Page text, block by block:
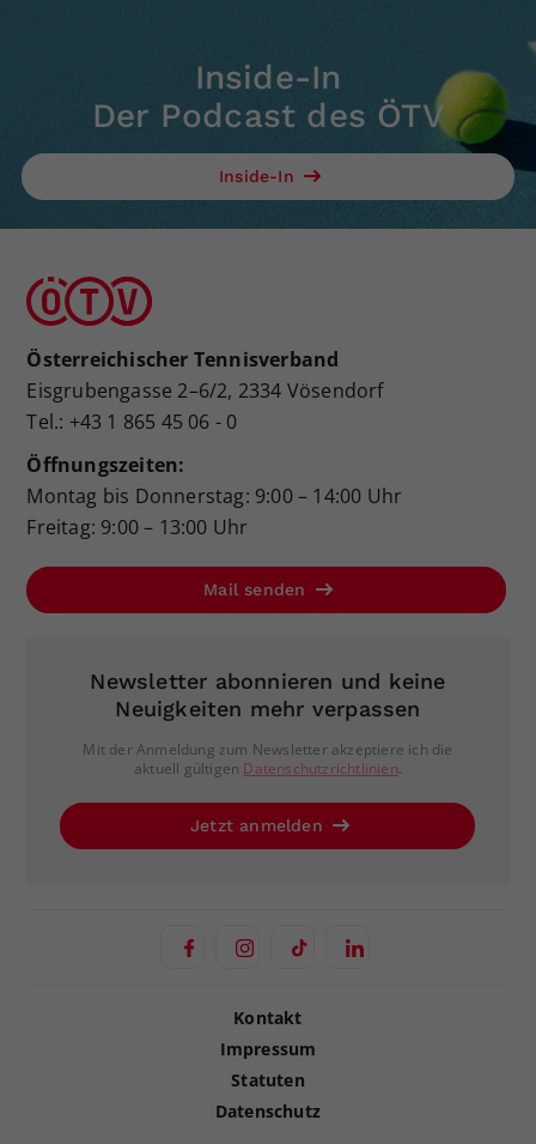
Inside-In
Der Podcast des ÖTV
Inside-In
Österreichischer Tennisverband
Eisgrubengasse 2–6/2, 2334 Vösendorf
Tel.: +43 1 865 45 06 - 0
Öffnungszeiten:
Montag bis Donnerstag: 9:00 – 14:00 Uhr
Freitag: 9:00 – 13:00 Uhr
Mail senden
Newsletter abonnieren und keine
Neuigkeiten mehr verpassen
Mit der Anmeldung zum Newsletter akzeptiere ich die
aktuell gültigen Datenschutzrichtlinien.
Jetzt anmelden
Kontakt
Impressum
Statuten
Datenschutz